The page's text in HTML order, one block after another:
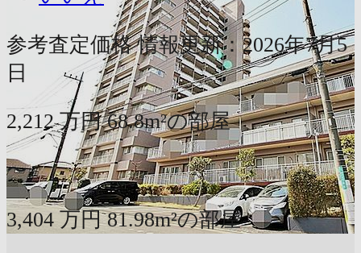
参考査定価格 情報更新：2026年7月5
日
2,212 万円 68.8m²の部屋
〜
3,404 万円 81.98m²の部屋